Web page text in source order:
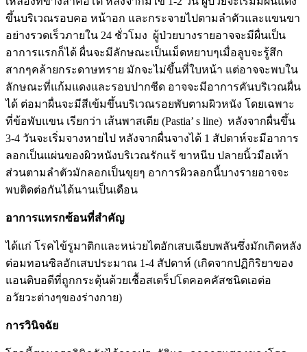
ขึ้นบริเวณรอบคอ หน้าอก และกระจายไปตามลำตัวและแขนขา
อย่างรวดเร็วภายใน 24 ชั่วโมง ผู้ป่วยบางรายอาจจะมีผื่นเป็น
อาการแรกก็ได้ ผื่นจะมีลักษณะเป็นเม็ดหยาบๆเมื่อลูบจะรู้สึก
สากๆคล้ายกระดาษทราย มักจะไม่ขึ้นที่ใบหน้า แต่อาจจะพบใน
ลักษณะที่แก้มแดงและรอบปากซีด อาจจะมีอาการคันบริเวณผื่น
ได้ ต่อมาผื่นจะมีสีเข้มขึ้นบริเวณรอยพับตามผิวหนัง โดยเฉพาะ
ที่ข้อพับแขน เรียกว่า เส้นพาสเตีย (Pastia’ s line) หลังจากผื่นขึ้น
3-4 วันจะเริ่มจางหายไป หลังจากผื่นจางได้ 1 สัปดาห์จะมีอาการ
ลอกเป็นแผ่นของผิวหนังบริเวณรักแร้ ขาหนีบ ปลายนิ้วมือเท้า
ส่วนตามลำตัวมักลอกเป็นขุยๆ อาการผิวลอกนี้บางรายอาจจะ
พบติดต่อกันได้นานเป็นเดือน
อาการแทรกซ้อนที่สำคัญ
ได้แก่ โรคไข้รูมาติกและหน่วยไตอักเสบเฉียบพลันซึ่งมักเกิดหลัง
ต่อมทอนซิลอักเสบประมาณ 1-4 สัปดาห์ (เกิดจากปฏิกิริยาของ
แอนติบอดีที่ถูกกระตุ้นด้วยเชื้อสเตร็ปโตคอคคัสชนิดเอต่อ
อวัยวะต่างๆของร่างกาย)
การวินิจฉัย